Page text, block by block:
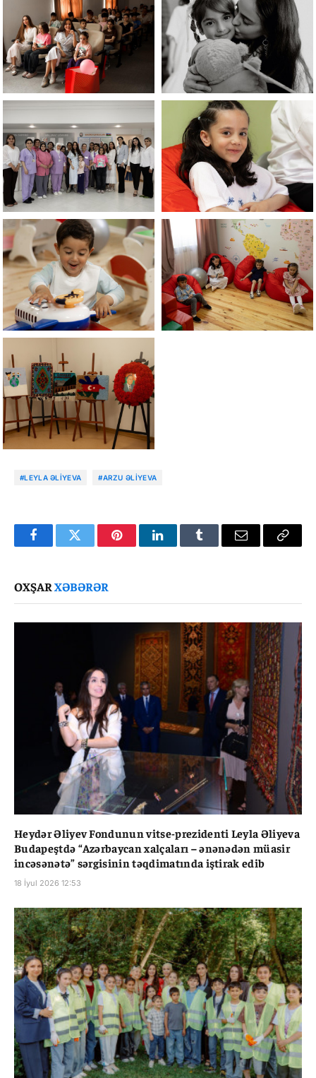
#LEYLA ƏLIYEVA #ARZU ƏLIYEVA
FacebookTwitter PinterestLinkedInTumblr Email
Copy
OXŞARXƏBƏRƏR
Heydər Əliyev Fondunun vitse-prezidenti Leyla Əliyeva
Budapeştdə “Azərbaycan xalçaları – ənənədən müasir
incəsənətə” sərgisinin təqdimatında iştirak edib
18 İyul 2026 12:53